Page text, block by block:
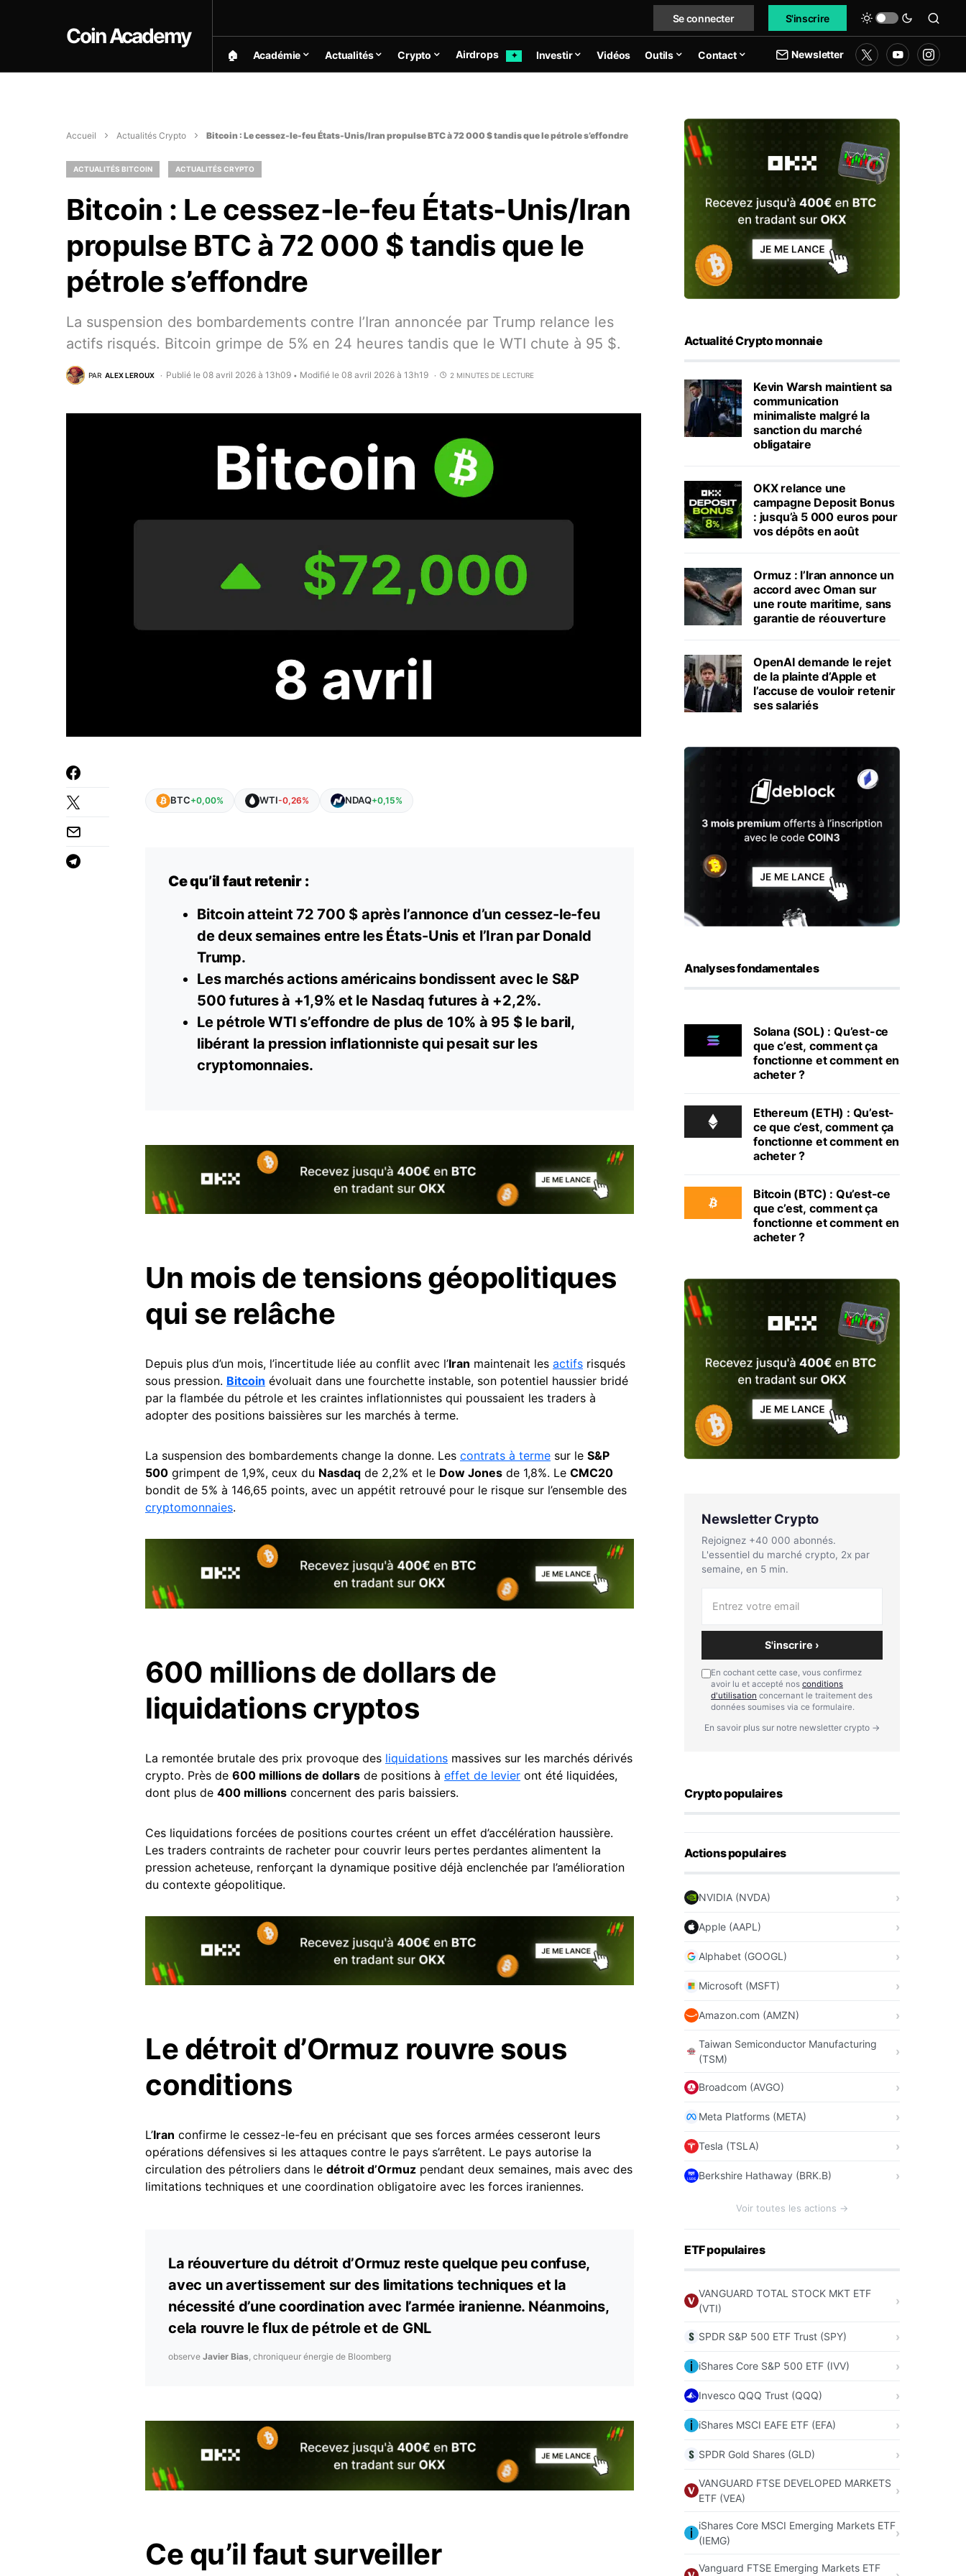
Coin Academy
Se connecter S'inscrire
🏠︎ Académie Actualités Crypto Airdrops ✦ Investir Vidéos Outils Contact Newsletter
Accueil Actualités Crypto Bitcoin : Le cessez-le-feu États-Unis/Iran propulse BTC à 72 000 $ tandis que le pétrole s’effondre
ACTUALITÉS BITCOIN ACTUALITÉS CRYPTO
Bitcoin : Le cessez-le-feu États-Unis/Iran
propulse BTC à 72 000 $ tandis que le
pétrole s’effondre
La suspension des bombardements contre l’Iran annoncée par Trump relance les
actifs risqués. Bitcoin grimpe de 5% en 24 heures tandis que le WTI chute à 95 $.
PAR ALEX LEROUX Publié le 08 avril 2026 à 13h09 • Modifié le 08 avril 2026 à 13h19 2 MINUTES DE LECTURE
BTC+0,00% WTI-0,26% NDAQ+0,15%
Ce qu’il faut retenir :
Bitcoin atteint 72 700 $ après l’annonce d’un cessez-le-feu
de deux semaines entre les États-Unis et l’Iran par Donald
Trump.
Les marchés actions américains bondissent avec le S&P
500 futures à +1,9% et le Nasdaq futures à +2,2%.
Le pétrole WTI s’effondre de plus de 10% à 95 $ le baril,
libérant la pression inflationniste qui pesait sur les
cryptomonnaies.
Un mois de tensions géopolitiques
qui se relâche
Depuis plus d’un mois, l’incertitude liée au conflit avec l’Iran maintenait les actifs risqués
sous pression. Bitcoin évoluait dans une fourchette instable, son potentiel haussier bridé
par la flambée du pétrole et les craintes inflationnistes qui poussaient les traders à
adopter des positions baissières sur les marchés à terme.
La suspension des bombardements change la donne. Les contrats à terme sur le S&P
500 grimpent de 1,9%, ceux du Nasdaq de 2,2% et le Dow Jones de 1,8%. Le CMC20
bondit de 5% à 146,65 points, avec un appétit retrouvé pour le risque sur l’ensemble des
cryptomonnaies.
600 millions de dollars de
liquidations cryptos
La remontée brutale des prix provoque des liquidations massives sur les marchés dérivés
crypto. Près de 600 millions de dollars de positions à effet de levier ont été liquidées,
dont plus de 400 millions concernent des paris baissiers.
Ces liquidations forcées de positions courtes créent un effet d’accélération haussière.
Les traders contraints de racheter pour couvrir leurs pertes perdantes alimentent la
pression acheteuse, renforçant la dynamique positive déjà enclenchée par l’amélioration
du contexte géopolitique.
Le détroit d’Ormuz rouvre sous
conditions
L’Iran confirme le cessez-le-feu en précisant que ses forces armées cesseront leurs
opérations défensives si les attaques contre le pays s’arrêtent. Le pays autorise la
circulation des pétroliers dans le détroit d’Ormuz pendant deux semaines, mais avec des
limitations techniques et une coordination obligatoire avec les forces iraniennes.
La réouverture du détroit d’Ormuz reste quelque peu confuse,
avec un avertissement sur des limitations techniques et la
nécessité d’une coordination avec l’armée iranienne. Néanmoins,
cela rouvre le flux de pétrole et de GNL
observe Javier Bias, chroniqueur énergie de Bloomberg
Ce qu’il faut surveiller
Actualité Crypto monnaie
Kevin Warsh maintient sa
communication
minimaliste malgré la
sanction du marché
obligataire
OKX relance une
campagne Deposit Bonus
: jusqu’à 5 000 euros pour
vos dépôts en août
Ormuz : l’Iran annonce un
accord avec Oman sur
une route maritime, sans
garantie de réouverture
OpenAI demande le rejet
de la plainte d’Apple et
l’accuse de vouloir retenir
ses salariés
Analyses fondamentales
Solana (SOL) : Qu’est-ce
que c’est, comment ça
fonctionne et comment en
acheter ?
Ethereum (ETH) : Qu’est-
ce que c’est, comment ça
fonctionne et comment en
acheter ?
Bitcoin (BTC) : Qu’est-ce
que c’est, comment ça
fonctionne et comment en
acheter ?
Newsletter Crypto
Rejoignez +40 000 abonnés.
L'essentiel du marché crypto, 2x par
semaine, en 5 min.
S'inscrire ›
En cochant cette case, vous confirmez
avoir lu et accepté nos conditions
d'utilisation concernant le traitement des
données soumises via ce formulaire.
En savoir plus sur notre newsletter crypto →
Crypto populaires
Actions populaires
NVIDIA (NVDA)
Apple (AAPL)
Alphabet (GOOGL)
Microsoft (MSFT)
Amazon.com (AMZN)
Taiwan Semiconductor Manufacturing
(TSM)
Broadcom (AVGO)
Meta Platforms (META)
Tesla (TSLA)
Berkshire Hathaway (BRK.B)
Voir toutes les actions →
ETF populaires
VANGUARD TOTAL STOCK MKT ETF
(VTI)
SPDR S&P 500 ETF Trust (SPY)
iShares Core S&P 500 ETF (IVV)
Invesco QQQ Trust (QQQ)
iShares MSCI EAFE ETF (EFA)
SPDR Gold Shares (GLD)
VANGUARD FTSE DEVELOPED MARKETS
ETF (VEA)
iShares Core MSCI Emerging Markets ETF
(IEMG)
Vanguard FTSE Emerging Markets ETF